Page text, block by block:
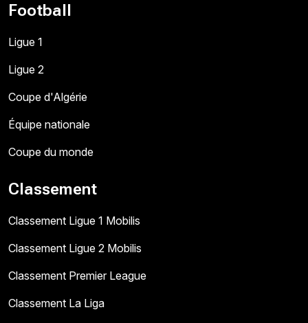
Football
Ligue 1
Ligue 2
Coupe d'Algérie
Équipe nationale
Coupe du monde
Classement
Classement Ligue 1 Mobilis
Classement Ligue 2 Mobilis
Classement Premier League
Classement La Liga